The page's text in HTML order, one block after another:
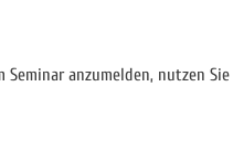
Seminar anzumelden, nutzen